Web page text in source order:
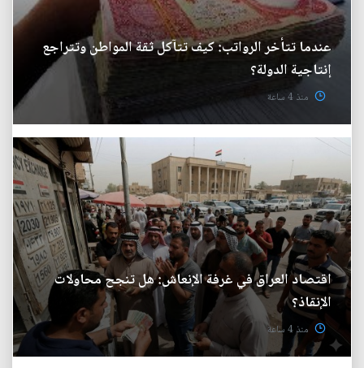
عندما تتأخر الرواتب: كيف تتآكل ثقة المواطن وتتراجع
إنتاجية الدولة؟
منذ 4 ساعة
اقتصاد العراق في غرفة الإنعاش: هل تنجح محاولات
الإنقاذ؟
منذ 4 ساعة